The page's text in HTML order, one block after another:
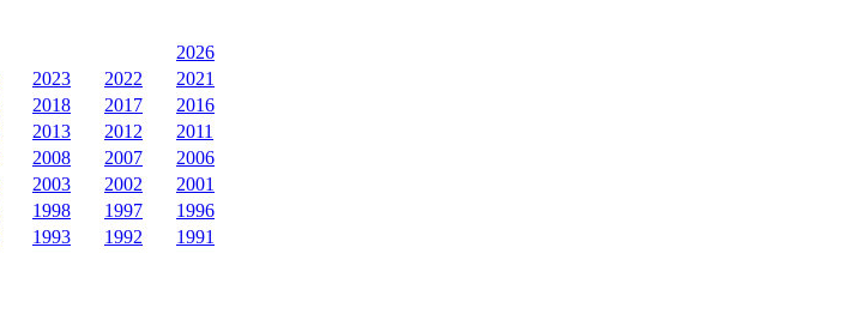
2026
2023 2022
2021
2018 2017
2016
2013 2012
2011
2008 2007
2006
2003 2002
2001
1998 1997
1996
1993 1992 1991